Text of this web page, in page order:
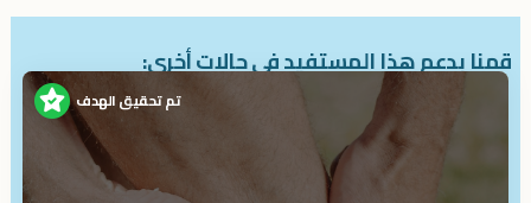
قمنا بدعم هذا المستفيد في حالات أخرى:
تم تحقيق الهدف